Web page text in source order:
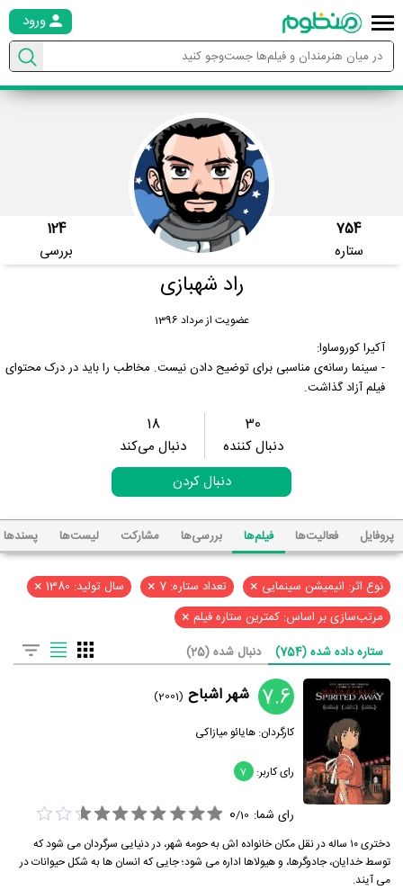
ورود
754
ستاره
124
بررسی
راد شهبازی
عضویت از مرداد 1396
آکیرا کوروساوا:
- سینما رسانه‌ی مناسبی برای توضیح دادن نیست. مخاطب را باید در درک محتوای
فیلم آزاد گذاشت.
30
دنبال کننده
18
دنبال می‌کند
دنبال کردن
پروفایل فعالیت‌ها فیلم‌ها بررسی‌ها مشارکت لیست‌ها پسند‌ها
نوع اثر: انیمیشن سینمایی × تعداد ستاره: 7 × سال تولید: 1380 ×
مرتب‌سازی بر اساس: کمترین ستاره فیلم ×
ستاره داده شده (754) دنبال شده (25)
7.6 شهر اشباح (2001)
کارگردان:هایائو میازاکی
رای کاربر: 7
رای شما: 0/10
دختری ۱۰ ساله در نقل مکان خانواده اش به حومه شهر، در دنیایی سرگردان می شود که
توسط خدایان، جادوگرها، و هیولاها اداره می شود؛ جایی که انسان ها به شکل حیوانات در
می آیند.